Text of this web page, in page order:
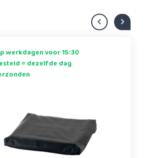
werkdagen voor 15:30
= dezelfde dag